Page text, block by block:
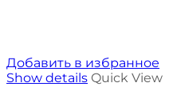
Добавить в избранное
Show details Quick View